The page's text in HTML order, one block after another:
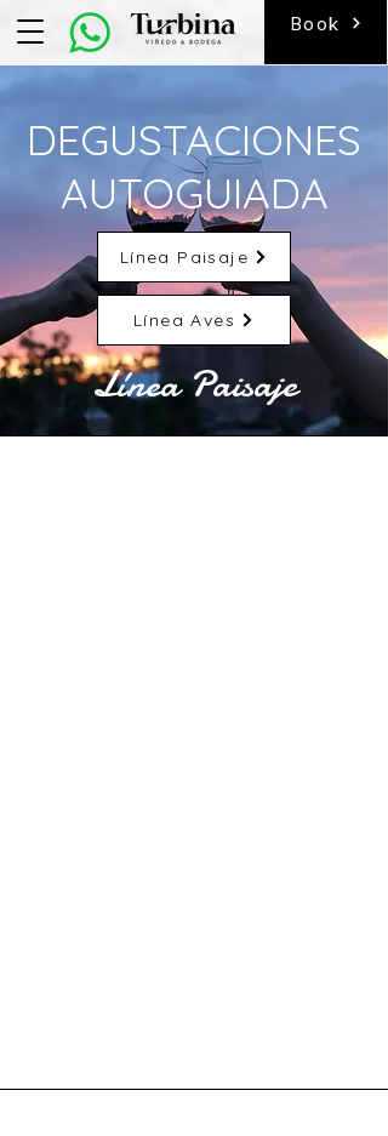
Book
DEGUSTACIONES
AUTOGUIADA
Línea Paisaje
Línea Aves
Línea Paisaje